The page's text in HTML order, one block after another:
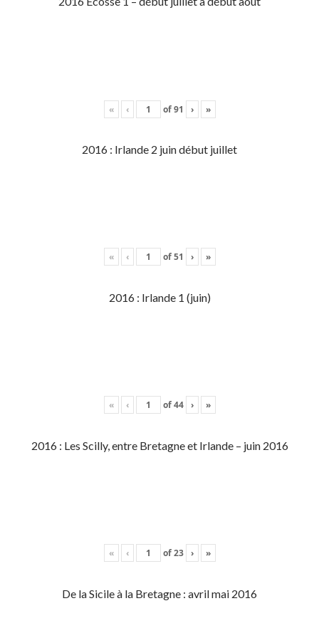
« ‹ of91 › »
2016 : Irlande 2 juin début juillet
« ‹ of51 › »
2016 : Irlande 1 (juin)
« ‹ of44 › »
2016 : Les Scilly, entre Bretagne et Irlande – juin 2016
« ‹ of23 › »
De la Sicile à la Bretagne : avril mai 2016